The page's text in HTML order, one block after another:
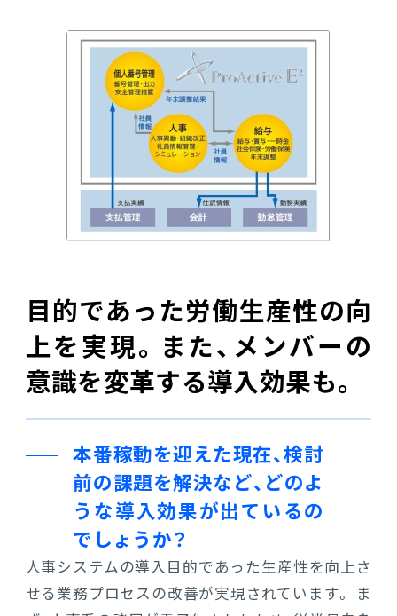
目的であった労働生産性の向
上を実現。また、メンバーの
意識を変革する導入効果も。
本番稼動を迎えた現在、検討
前の課題を解決など、どのよ
うな導入効果が出ているの
でしょうか？
人事システムの導入目的であった生産性を向上さ
せる業務プロセスの改善が実現されています。 ま